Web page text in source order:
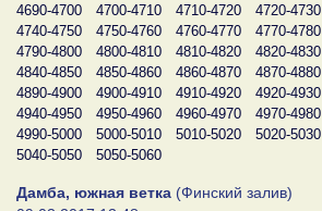
4690-4700
4700-4710 4710-4720 4720-4730
4740-4750
4750-4760 4760-4770 4770-4780
4790-4800
4800-4810 4810-4820 4820-4830
4840-4850
4850-4860 4860-4870 4870-4880
4890-4900
4900-4910 4910-4920 4920-4930
4940-4950
4950-4960 4960-4970 4970-4980
4990-5000
5000-5010 5010-5020 5020-5030
5040-5050
5050-5060
Дамба, южная ветка (Финский залив)